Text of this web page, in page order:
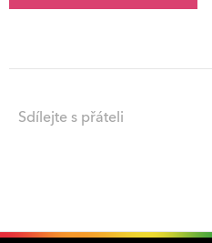
Sdílejte s přáteli